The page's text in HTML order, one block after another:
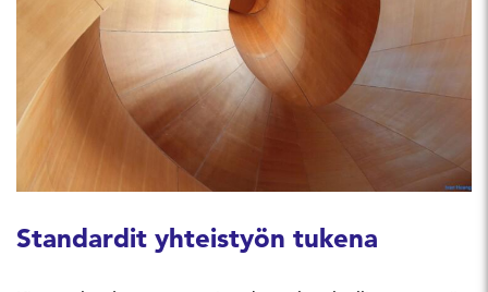
Standardit yhteistyön tukena